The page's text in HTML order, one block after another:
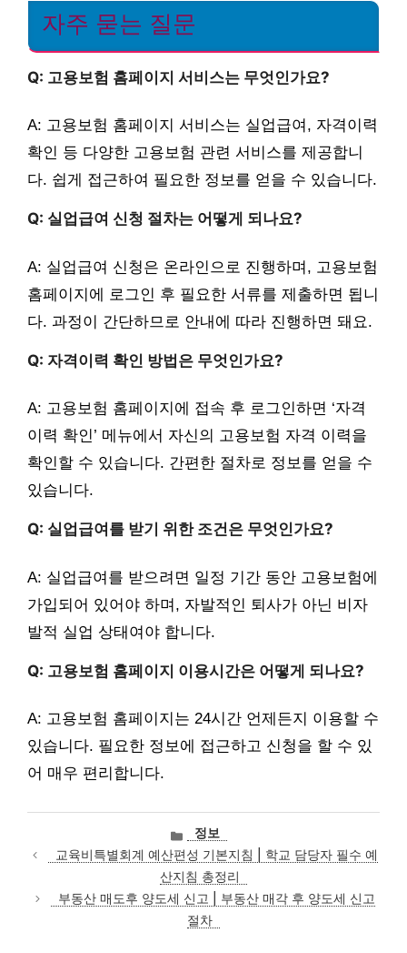
자주 묻는 질문
Q: 고용보험 홈페이지 서비스는 무엇인가요?
A: 고용보험 홈페이지 서비스는 실업급여, 자격이력
확인 등 다양한 고용보험 관련 서비스를 제공합니
다. 쉽게 접근하여 필요한 정보를 얻을 수 있습니다.
Q: 실업급여 신청 절차는 어떻게 되나요?
A: 실업급여 신청은 온라인으로 진행하며, 고용보험
홈페이지에 로그인 후 필요한 서류를 제출하면 됩니
다. 과정이 간단하므로 안내에 따라 진행하면 돼요.
Q: 자격이력 확인 방법은 무엇인가요?
A: 고용보험 홈페이지에 접속 후 로그인하면 ‘자격
이력 확인’ 메뉴에서 자신의 고용보험 자격 이력을
확인할 수 있습니다. 간편한 절차로 정보를 얻을 수
있습니다.
Q: 실업급여를 받기 위한 조건은 무엇인가요?
A: 실업급여를 받으려면 일정 기간 동안 고용보험에
가입되어 있어야 하며, 자발적인 퇴사가 아닌 비자
발적 실업 상태여야 합니다.
Q: 고용보험 홈페이지 이용시간은 어떻게 되나요?
A: 고용보험 홈페이지는 24시간 언제든지 이용할 수
있습니다. 필요한 정보에 접근하고 신청을 할 수 있
어 매우 편리합니다.
카
테
고
리
정보
교육비특별회계 예산편성 기본지침 | 학교 담당자 필수 예
산지침 총정리
부동산 매도후 양도세 신고 | 부동산 매각 후 양도세 신고
절차